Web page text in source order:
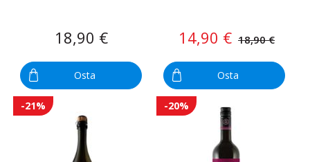
18,90 €
Osta
14,90 € 18,90 €
Osta
-21% -20%